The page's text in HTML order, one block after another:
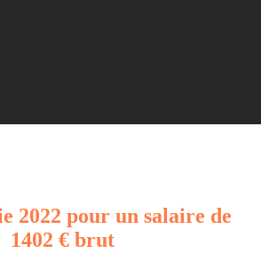
2022 pour un salaire de
1402 € brut